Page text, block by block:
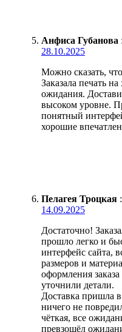
Анфиса Губанова :
28.10.2025
Можно сказать,
Заказала печать
ожидания.
высоком уровне.
понятный
хорошие
Пелагея Троцкая :
14.09.2025
Достаточно!
прошло легко и
интерфейс сайта,
размеров и
оформления
уточнили детали.
Доставка пришла в
ничего не
чёткая, все
превзошёл